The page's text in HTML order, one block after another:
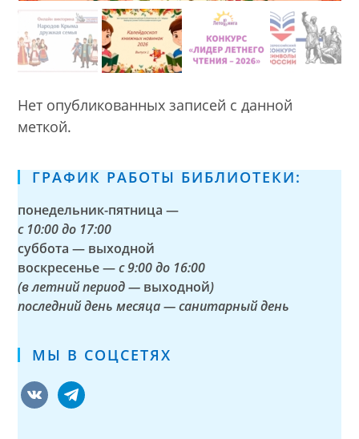
Нет опубликованных записей с данной
меткой.
ГРАФИК РАБОТЫ БИБЛИОТЕКИ:
понедельник-пятница —
с 10:00 до 17:00
суббота — выходной
воскресенье —с 9:00 до 16:00
(в летний период — выходной)
последний день месяца — санитарный день
МЫ В СОЦСЕТЯХ
vkontaktetelegram